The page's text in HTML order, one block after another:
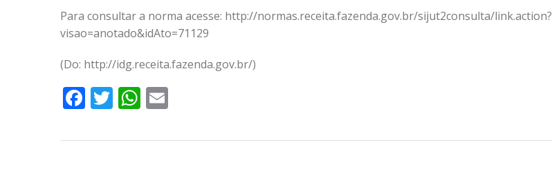
Para consultar a norma acesse: http://normas.receita.fazenda.gov.br/sijut2consulta/link.action?
visao=anotado&idAto=71129
(Do: http://idg.receita.fazenda.gov.br/)
Facebook
TwitterWhatsApp